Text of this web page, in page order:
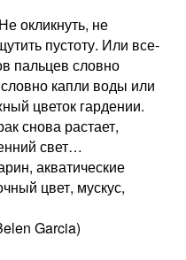
окликнуть, не
пустоту. Или все-
пальцев словно
капли воды или
цветок гардении.
снова растает,
свет…
акватические
цвет, мускус,
Garcia)